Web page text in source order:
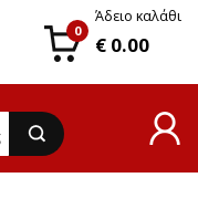
0
Άδειο καλάθι
€ 0.00